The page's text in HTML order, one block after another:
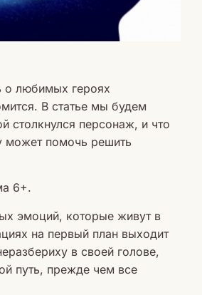
о любимых героях
В статье мы будем
столкнулся персонаж, и что
может помочь решить
6+.
эмоций, которые живут в
на первый план выходит
в своей голове,
путь, прежде чем все